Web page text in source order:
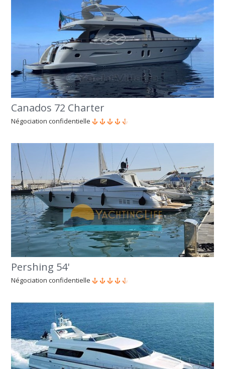
Canados 72 Charter
Négociation confidentielle
Pershing 54'
Négociation confidentielle